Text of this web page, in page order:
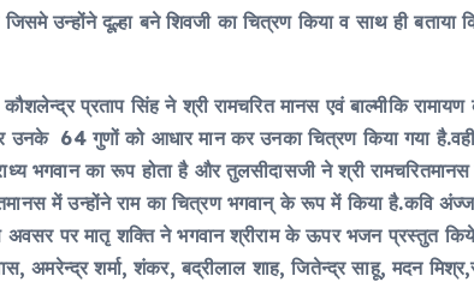
उन्होंने दूल्हा बने शिवजी का चित्रण किया व साथ ही बताया
प्रताप सिंह ने श्री रामचरित मानस एवं बाल्मीकि
उनके 64 गुणों को आधार मान कर उनका चित्रण किया गया
भगवान का रूप होता है और तुलसीदासजी ने श्री रामचरितमानस
में उन्होंने राम का चित्रण भगवान् के रूप में किया है.कवि
अवसर पर मातृ शक्ति ने भगवान श्रीराम के ऊपर भजन प्रस्तुत
अमरेन्द्र शर्मा, शंकर, बद्रीलाल शाह, जितेन्द्र साहू, मदन